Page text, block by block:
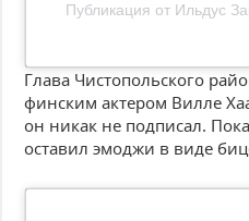
Публикация от Ильдус
Глава Чистопольского
финским актером Вилле
он никак не подписал.
оставил эмоджи в виде